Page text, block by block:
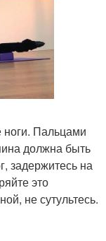
ноги. Пальцами
должна быть
задержитесь на
это
не сутультесь.